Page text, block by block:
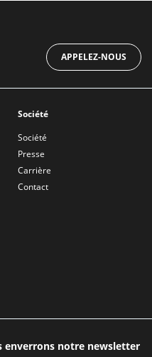
APPELEZ-NOUS
Société
Société
Presse
Carrière
Contact
enverrons notre newsletter